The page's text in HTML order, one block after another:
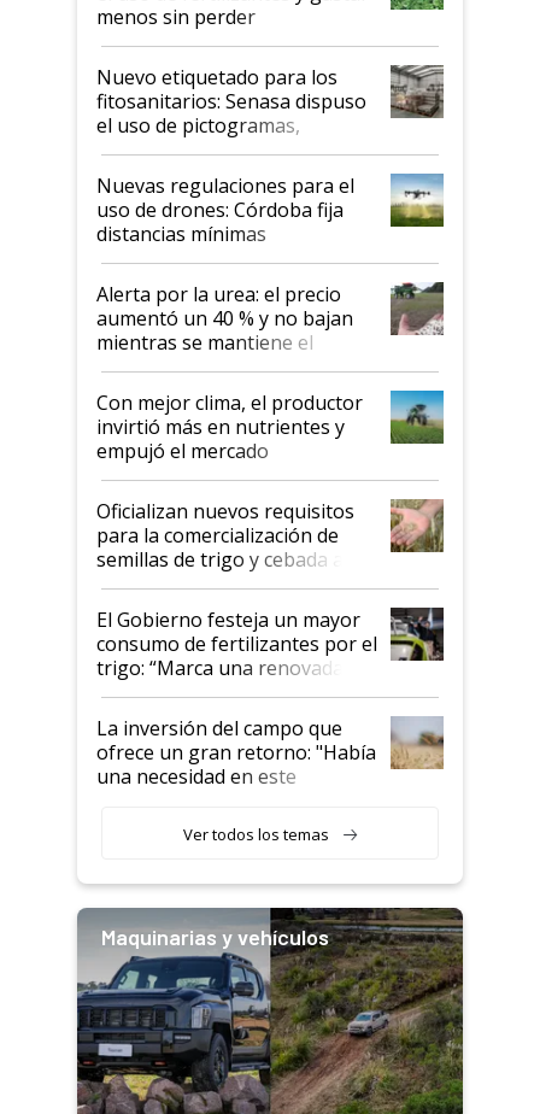
menos sin perder
productividad en la campaña
fina
Nuevo etiquetado para los
fitosanitarios: Senasa dispuso
el uso de pictogramas,
palabras de advertencia e
indicaciones
Nuevas regulaciones para el
uso de drones: Córdoba fija
distancias mínimas
Alerta por la urea: el precio
aumentó un 40 % y no bajan
mientras se mantiene el
conflicto en Medio Oriente
Con mejor clima, el productor
invirtió más en nutrientes y
empujó el mercado
Oficializan nuevos requisitos
para la comercialización de
semillas de trigo y cebada a
granel
El Gobierno festeja un mayor
consumo de fertilizantes por el
trigo: “Marca una renovada
confianza de los productores”
La inversión del campo que
ofrece un gran retorno: "Había
una necesidad en este
Ver todos los temas
Maquinarias y vehículos